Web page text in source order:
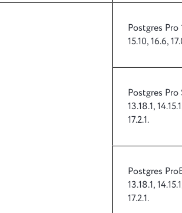
Postgres Pro
15.10, 16.6,
Postgres Pro
13.18.1,
17.2.1.
Postgres
13.18.1,
17.2.1.